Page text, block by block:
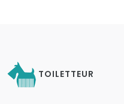
TOILETTEUR